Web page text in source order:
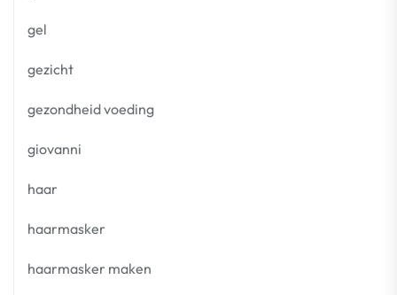
gel
gezicht
gezondheid voeding
giovanni
haar
haarmasker
haarmasker maken